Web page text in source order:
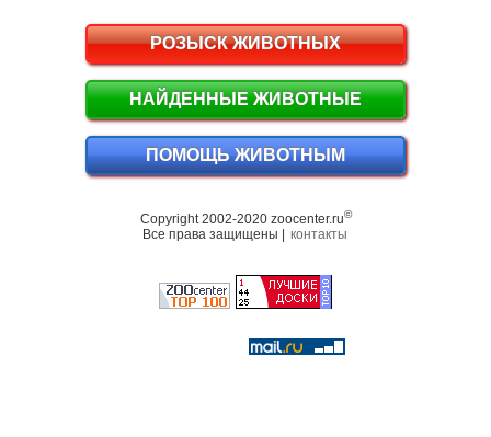
РОЗЫСК ЖИВОТНЫХ
НАЙДЕННЫЕ ЖИВОТНЫЕ
ПОМОЩЬ ЖИВОТНЫМ
Copyright 2002-2020 zoocenter.ru©
Все права защищены | контакты